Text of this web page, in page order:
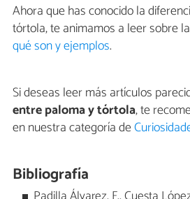
Ahora que has conocido la
tórtola, te animamos a leer sobre
qué son y ejemplos.
Si deseas leer más artículos
entre paloma y tórtola, te
en nuestra categoría de
Bibliografía